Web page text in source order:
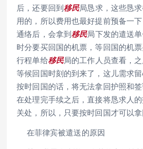
后，还要回到移民局恳求，这些恳
用的，所以费用也最好提前预备一
通络后，会拿到移民局下发的遣送
时分要买回国的机票，等回国的机
行程单给移民局的工作人员查看，
等候回国时刻的到来了，这儿需求
按时回国的话，将无法拿回护照和
在处理完手续之后，直接将恳求人
关处，所以，只要按时回国才可以拿
在菲律宾被遣送的原因